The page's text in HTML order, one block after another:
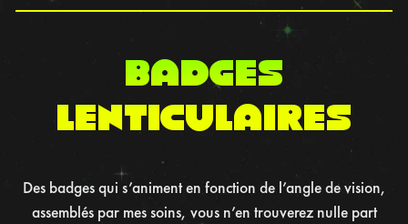
BADGES
LENTICULAIRES
Des badges qui s’animent en fonction de l’angle de vision,
assemblés par mes soins, vous n’en trouverez nulle part